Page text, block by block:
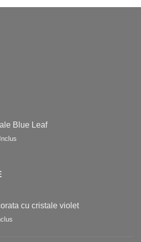
Blue Leaf
cu cristale violet